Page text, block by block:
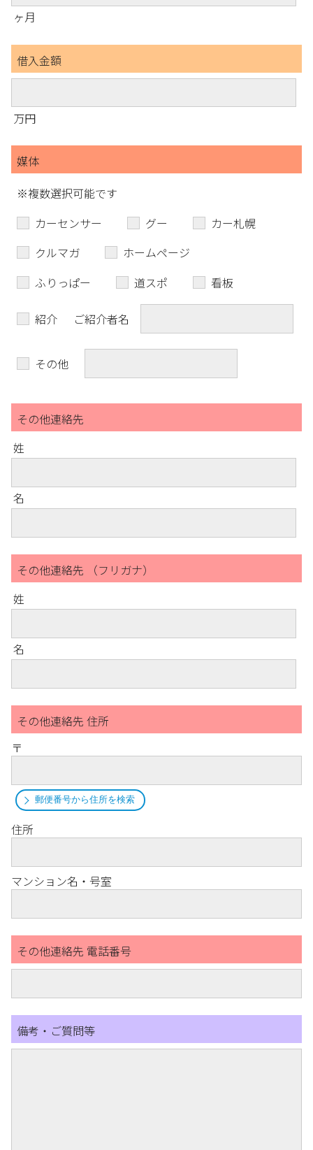
ヶ月
借入金額
万円
媒体
※複数選択可能です
カーセンサー
グー
カー札幌
クルマガ
ホームページ
ふりっぱー
道スポ 看板
紹介 ご紹介者名
その他
その他連絡先
姓
名
その他連絡先 （フリガナ）
姓
名
その他連絡先 住所
〒
郵便番号から住所を検索
住所
マンション名・号室
その他連絡先 電話番号
備考・ご質問等